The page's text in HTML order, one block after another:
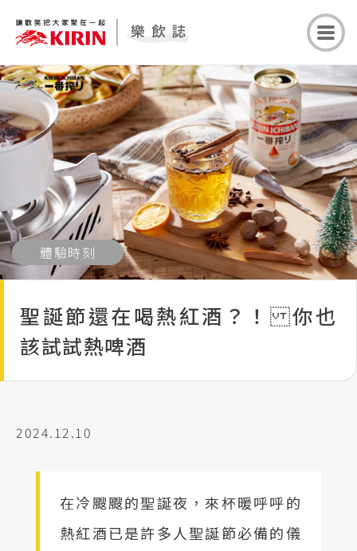
體驗時刻
聖誕節還在喝熱紅酒？！ 你也
該試試熱啤酒
2024.12.10
在冷颼颼的聖誕夜，來杯暖呼呼的
熱紅酒已是許多人聖誕節必備的儀